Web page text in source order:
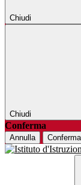
Chiudi
Chiudi
Conferma
Annulla Conferma